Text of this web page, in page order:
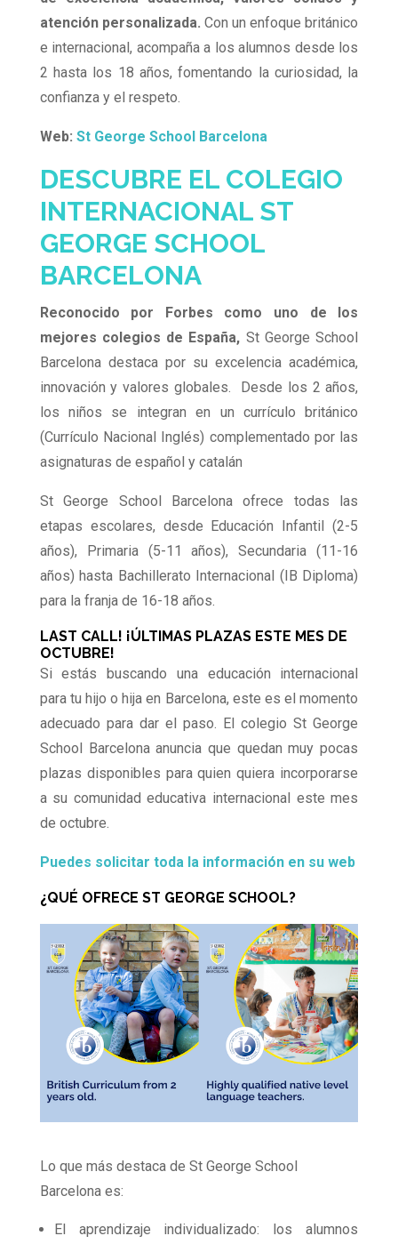
atención personalizada. Con un enfoque británico
e internacional, acompaña a los alumnos desde los
2 hasta los 18 años, fomentando la curiosidad, la
confianza y el respeto.
Web: St George School Barcelona
DESCUBRE EL COLEGIO
INTERNACIONAL ST
GEORGE SCHOOL
BARCELONA
Reconocido por Forbes como uno de los
mejores colegios de España, St George School
Barcelona destaca por su excelencia académica,
innovación y valores globales. Desde los 2 años,
los niños se integran en un currículo británico
(Currículo Nacional Inglés) complementado por las
asignaturas de español y catalán
St George School Barcelona ofrece todas las
etapas escolares, desde Educación Infantil (2-5
años), Primaria (5-11 años), Secundaria (11-16
años) hasta Bachillerato Internacional (IB Diploma)
para la franja de 16-18 años.
LAST CALL! ¡ÚLTIMAS PLAZAS ESTE MES DE
OCTUBRE!
Si estás buscando una educación internacional
para tu hijo o hija en Barcelona, este es el momento
adecuado para dar el paso. El colegio St George
School Barcelona anuncia que quedan muy pocas
plazas disponibles para quien quiera incorporarse
a su comunidad educativa internacional este mes
de octubre.
Puedes solicitar toda la información en su web
¿QUÉ OFRECE ST GEORGE SCHOOL?
Lo que más destaca de St George School
Barcelona es:
El aprendizaje individualizado: los alumnos